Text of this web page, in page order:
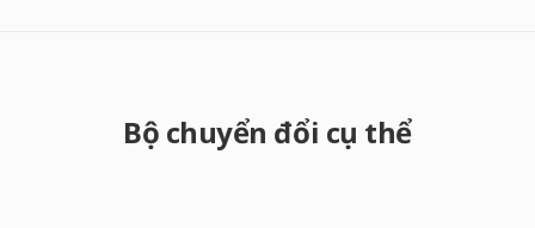
Bộ chuyển đổi cụ thể